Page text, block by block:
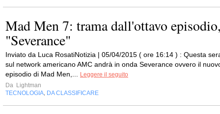
Mad Men 7: trama dall'ottavo
"Severance"
Inviato da Luca RosatiNotizia | 05/04/2015 ( ore 16:14 ) : Questa
sul network americano AMC andrà in onda Severance ovvero il
episodio di Mad Men,...
Leggere il seguito
Da Lightman
TECNOLOGIA DA CLASSIFICARE